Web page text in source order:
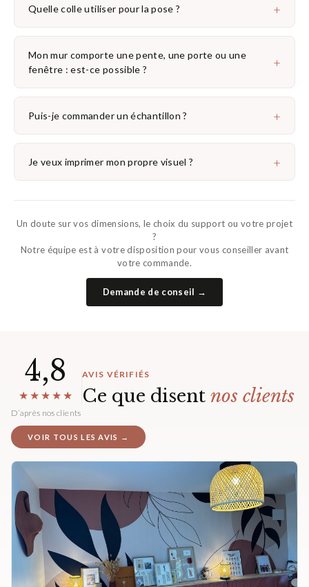
Quelle colle utiliser pour la pose ? +
Mon mur comporte une pente, une porte ou une
fenêtre : est-ce possible ?
+
Puis-je commander un échantillon ? +
Je veux imprimer mon propre visuel ? +
Un doute sur vos dimensions, le choix du support ou votre projet
?
Notre équipe est à votre disposition pour vous conseiller avant
votre commande.
Demande de conseil →
4,8
★★★★★
D’après nos clients
AVIS VÉRIFIÉS
Ce que disent nos clients
VOIR TOUS LES AVIS →